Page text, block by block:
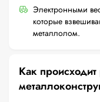
Электронными
которые
металлолом.
Как